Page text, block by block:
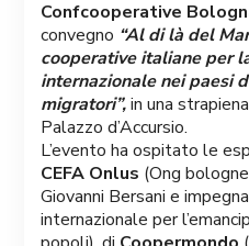
Confcooperative
convegno “Al di là del
cooperative italiane per
internazionale nei paesi
migratori”,in una
Palazzo d’Accursio.
L’evento ha ospitato le
CEFA Onlus (Ong
Giovanni Bersani e
internazionale per